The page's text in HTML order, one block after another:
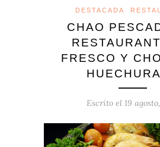
DESTACADA
CHAO
FRESCO Y
Escrito el 19